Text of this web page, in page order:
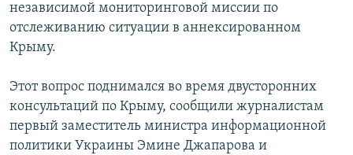
независимой мониторинговой миссии по
отслеживанию ситуации в аннексированном
Крыму.
Этот вопрос поднимался во время двусторонних
консультаций по Крыму, сообщили журналистам
первый заместитель министра информационной
политики Украины Эмине Джапарова и